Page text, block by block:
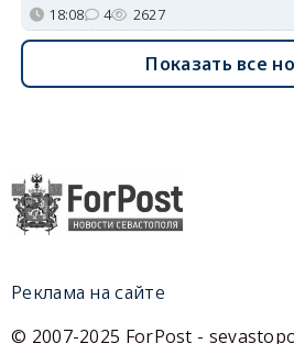
18:08 4 2627
Показать все
Реклама на сайте
© 2007-2025 ForPost -